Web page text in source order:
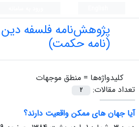
پژوهش‌نامه فلسفه دین
(نامه حکمت)
کلیدواژه‌ها = منطق موجهات
تعداد مقالات:
2
آیا جهان های ممکن واقعیت دارند؟